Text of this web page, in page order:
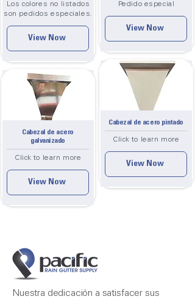
Los colores no listados
son pedidos especiales.
View Now
Cabezal de acero
galvanizado
Click to learn more
View Now
Pedido especial
View Now
Cabezal de acero pintado
Click to learn more
View Now
Nuestra dedicación a satisfacer sus